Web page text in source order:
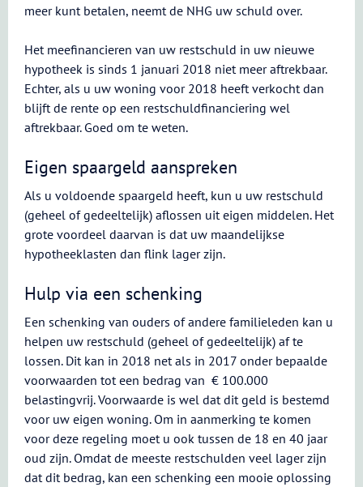
meer kunt betalen, neemt de NHG uw schuld over.
Het meefinancieren van uw restschuld in uw nieuwe
hypotheek is sinds 1 januari 2018 niet meer aftrekbaar.
Echter, als u uw woning voor 2018 heeft verkocht dan
blijft de rente op een restschuldfinanciering wel
aftrekbaar. Goed om te weten.
Eigen spaargeld aanspreken
Als u voldoende spaargeld heeft, kun u uw restschuld
(geheel of gedeeltelijk) aflossen uit eigen middelen. Het
grote voordeel daarvan is dat uw maandelijkse
hypotheeklasten dan flink lager zijn.
Hulp via een schenking
Een schenking van ouders of andere familieleden kan u
helpen uw restschuld (geheel of gedeeltelijk) af te
lossen. Dit kan in 2018 net als in 2017 onder bepaalde
voorwaarden tot een bedrag van € 100.000
belastingvrij. Voorwaarde is wel dat dit geld is bestemd
voor uw eigen woning. Om in aanmerking te komen
voor deze regeling moet u ook tussen de 18 en 40 jaar
oud zijn. Omdat de meeste restschulden veel lager zijn
dat dit bedrag, kan een schenking een mooie oplossing